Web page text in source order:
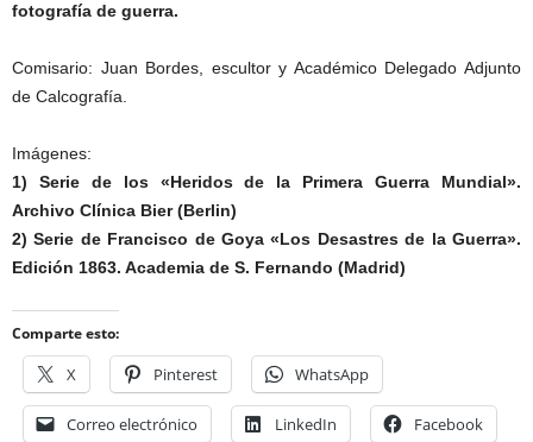
fotografía de guerra.
Comisario: Juan Bordes, escultor y Académico Delegado Adjunto
de Calcografía.
Imágenes:
1) Serie de los «Heridos de la Primera Guerra Mundial».
Archivo Clínica Bier (Berlin)
2) Serie de Francisco de Goya «Los Desastres de la Guerra».
Edición 1863. Academia de S. Fernando (Madrid)
Comparte esto:
X Pinterest WhatsApp
Correo electrónico LinkedIn Facebook